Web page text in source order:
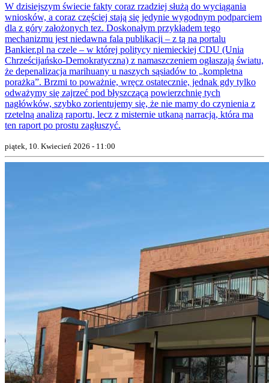
W dzisiejszym świecie fakty coraz rzadziej służą do wyciągania
wniosków, a coraz częściej stają się jedynie wygodnym podparciem
dla z góry założonych tez. Doskonałym przykładem tego
mechanizmu jest niedawna fala publikacji – z tą na portalu
Bankier.pl na czele – w której politycy niemieckiej CDU (Unia
Chrześcijańsko-Demokratyczna) z namaszczeniem ogłaszają światu,
że depenalizacja marihuany u naszych sąsiadów to „kompletna
porażka”. Brzmi to poważnie, wręcz ostatecznie, jednak gdy tylko
odważymy się zajrzeć pod błyszczącą powierzchnię tych
nagłówków, szybko zorientujemy się, że nie mamy do czynienia z
rzetelną analizą raportu, lecz z misternie utkaną narracją, która ma
ten raport po prostu zagłuszyć.
piątek, 10. Kwiecień 2026 - 11:00